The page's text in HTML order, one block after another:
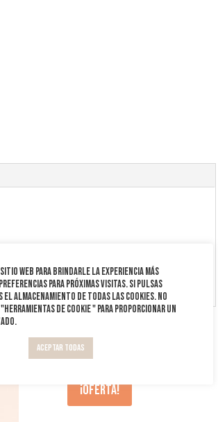
¡Oferta!
web para brindarle la experiencia más
para próximas visitas. Si pulsas
el almacenamiento de todas las cookies. No
de cookie " para proporcionar un
Aceptar todas